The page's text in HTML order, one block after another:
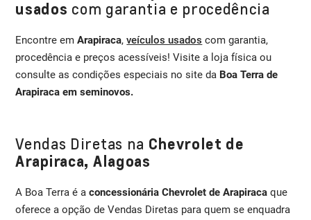
usados com garantia e procedência
Encontre emArapiraca,veículos usados com garantia,
procedência e preços acessíveis! Visite a loja física ou
consulte as condições especiais no site da Boa Terra de
Arapiraca em seminovos.
Vendas Diretas na Chevrolet de
Arapiraca, Alagoas
A Boa Terra é aconcessionária Chevrolet de Arapiracaque
oferece a opção de Vendas Diretas para quem se enquadra